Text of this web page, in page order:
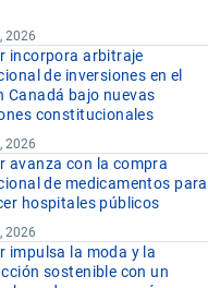
2026
incorpora arbitraje
de inversiones en el
Canadá bajo nuevas
constitucionales
2026
avanza con la compra
de medicamentos para
hospitales públicos
2026
impulsa la moda y la
sostenible con un